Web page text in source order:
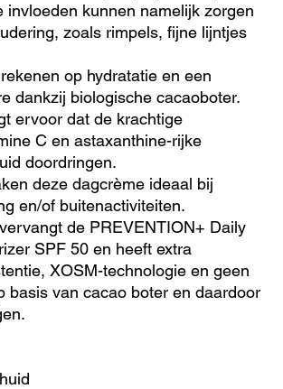
invloeden kunnen namelijk zorgen
zoals rimpels, fijne lijntjes
op hydratatie en een
dankzij biologische cacaoboter.
ervoor dat de krachtige
C en astaxanthine-rijke
doordringen.
deze dagcrème ideaal bij
en/of buitenactiviteiten.
de PREVENTION+ Daily
SPF 50 en heeft extra
XOSM-technologie en geen
basis van cacao boter en daardoor